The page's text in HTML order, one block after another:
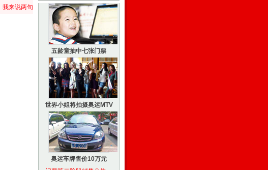
我来说两句
五龄童抽中七张门票
世界小姐将拍摄奥运MTV
奥运车牌售价10万元